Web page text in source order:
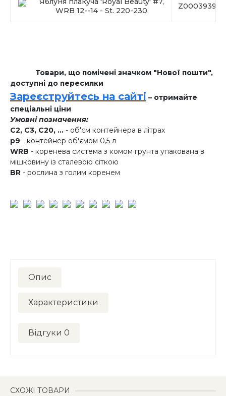
WRB 12--14 - St. 220-230
Z00039394
Товари, що помічені значком "Нової пошти",
доступні до пересилки
Зареєструйтесь на сайті – отримайте
спеціальні ціни
Умовні позначення:
C2, C3, C20, ... - об'єм контейнера в літрах
p9 - контейнер об'ємом 0,5 л
WRB - коренева система з комом грунта упакована в
мішковину із сталевою сіткою
BR - рослина з голим коренем
Опис
Характеристики
Відгуки 0
СХОЖІ ТОВАРИ